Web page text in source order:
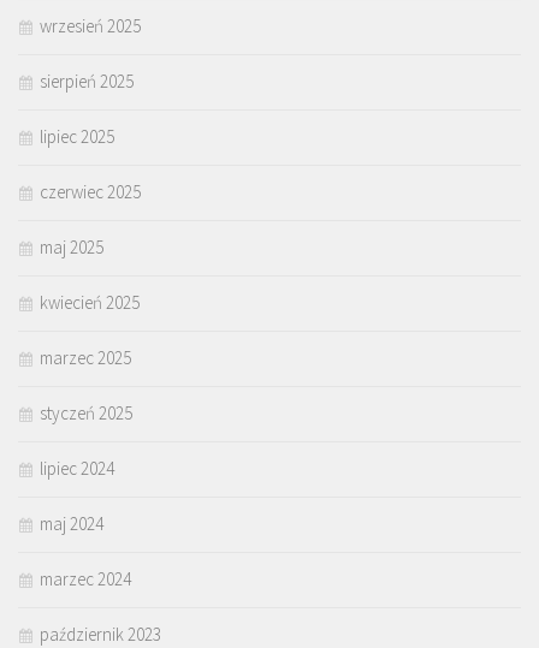
wrzesień 2025
sierpień 2025
lipiec 2025
czerwiec 2025
maj 2025
kwiecień 2025
marzec 2025
styczeń 2025
lipiec 2024
maj 2024
marzec 2024
październik 2023